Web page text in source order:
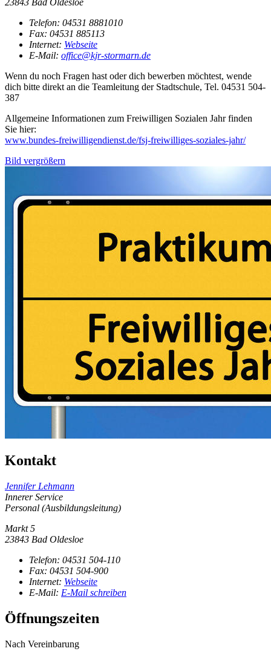
Telefon: 04531 8881010
Fax: 04531 885113
Internet: Webseite
E-Mail: office@kjr-stormarn.de
Wenn du noch Fragen hast oder dich bewerben möchtest, wende
dich bitte direkt an die Teamleitung der Stadtschule, Tel. 04531 504-
387
Allgemeine Informationen zum Freiwilligen Sozialen Jahr finden
Sie hier:
www.bundes-freiwilligendienst.de/fsj-freiwilliges-soziales-jahr/
Bild vergrößern
Kontakt
Jennifer Lehmann
Innerer Service
Personal (Ausbildungsleitung)
Markt 5
23843 Bad Oldesloe
Telefon: 04531 504-110
Fax: 04531 504-900
Internet: Webseite
E-Mail: E-Mail schreiben
Öffnungszeiten
Nach Vereinbarung